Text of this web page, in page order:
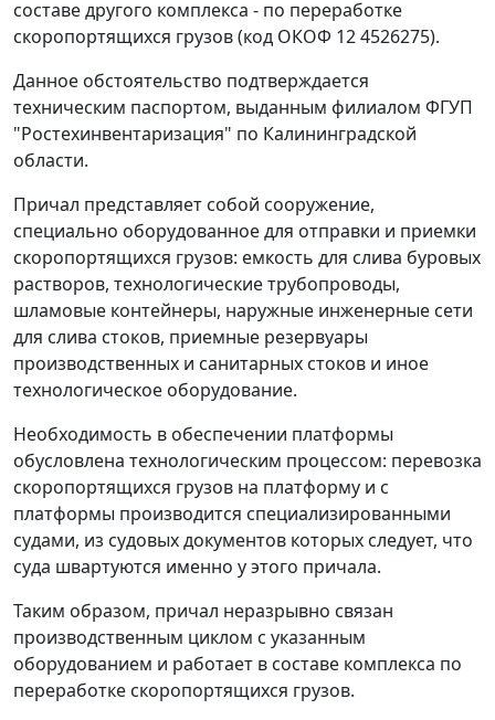
составе другого комплекса - по переработке
скоропортящихся грузов (код ОКОФ 12 4526275).
Данное обстоятельство подтверждается
техническим паспортом, выданным филиалом ФГУП
"Ростехинвентаризация" по Калининградской
области.
Причал представляет собой сооружение,
специально оборудованное для отправки и приемки
скоропортящихся грузов: емкость для слива буровых
растворов, технологические трубопроводы,
шламовые контейнеры, наружные инженерные сети
для слива стоков, приемные резервуары
производственных и санитарных стоков и иное
технологическое оборудование.
Необходимость в обеспечении платформы
обусловлена технологическим процессом: перевозка
скоропортящихся грузов на платформу и с
платформы производится специализированными
судами, из судовых документов которых следует, что
суда швартуются именно у этого причала.
Таким образом, причал неразрывно связан
производственным циклом с указанным
оборудованием и работает в составе комплекса по
переработке скоропортящихся грузов.